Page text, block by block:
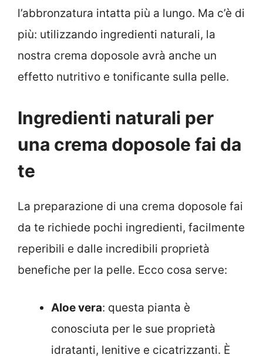
l’abbronzatura intatta più a lungo. Ma c’è di
più: utilizzando ingredienti naturali, la
nostra crema doposole avrà anche un
effetto nutritivo e tonificante sulla pelle.
Ingredienti naturali per
una crema doposole fai da
te
La preparazione di una crema doposole fai
da te richiede pochi ingredienti, facilmente
reperibili e dalle incredibili proprietà
benefiche per la pelle. Ecco cosa serve:
Aloe vera: questa pianta è
conosciuta per le sue proprietà
idratanti, lenitive e cicatrizzanti. È